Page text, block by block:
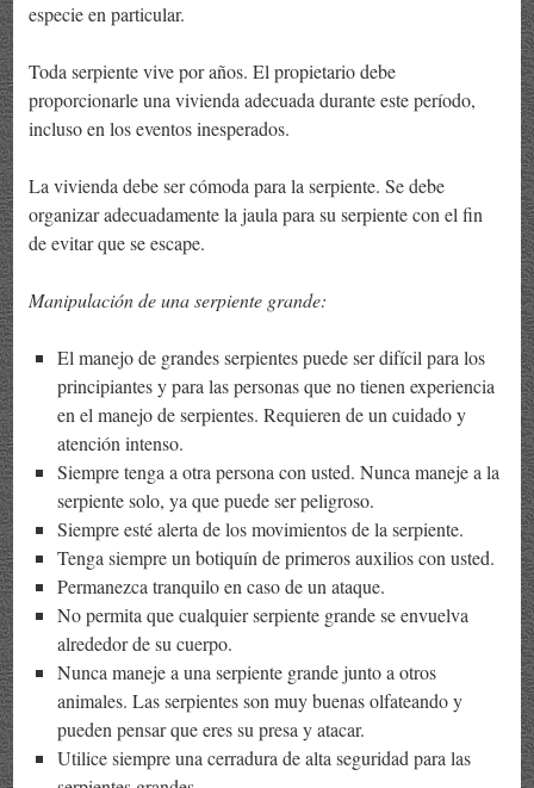
especie en particular.
Toda serpiente vive por años. El propietario debe
proporcionarle una vivienda adecuada durante este período,
incluso en los eventos inesperados.
La vivienda debe ser cómoda para la serpiente. Se debe
organizar adecuadamente la jaula para su serpiente con el fin
de evitar que se escape.
Manipulación de una serpiente grande:
El manejo de grandes serpientes puede ser difícil para los
principiantes y para las personas que no tienen experiencia
en el manejo de serpientes. Requieren de un cuidado y
atención intenso.
Siempre tenga a otra persona con usted. Nunca maneje a la
serpiente solo, ya que puede ser peligroso.
Siempre esté alerta de los movimientos de la serpiente.
Tenga siempre un botiquín de primeros auxilios con usted.
Permanezca tranquilo en caso de un ataque.
No permita que cualquier serpiente grande se envuelva
alrededor de su cuerpo.
Nunca maneje a una serpiente grande junto a otros
animales. Las serpientes son muy buenas olfateando y
pueden pensar que eres su presa y atacar.
Utilice siempre una cerradura de alta seguridad para las